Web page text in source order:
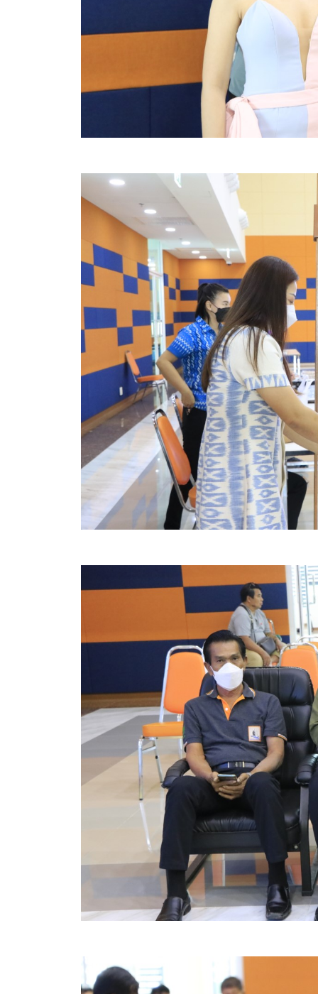
ประกาศผู้ชนะการเสนอราคา
ประกาศเชิญชวนประกวดราคา (e-bidding)
ยกเลิกประกาศเชิญชวน
ยกเลิกประกาศผู้ชนะ
เปลี่ยนแปลงประกาศผู้ชนะ
เปลี่ยนแปลงประกาศเชิญชวน
ประกาศขายทอดตลาดทรัพย์สินประจำปี
ประกาศกำหนดอายุการใช้งานของสินทรัพย์ขององ
คู่มือการปฏิบัติงานฝ่ายทะเบียนพัสดุและทรัพย์สิน
การประเมินความพึงพอใจของการดำเนินงาน อบจ.
ขั้นตอนและวิธีการชำระภาษีฯ
แบบฟอร์มการชำระภาษีฯ
หนังสือสั่งการ
สรุปผลการปฏิบัติงานประจำเดือน GPS
ระเบียบพัสดุฯ การจัดซื้อจัดจ้าง
การเสริมสร้างคุณธรรมจริยธรรม
ITA : การประเมินคุณธรรมและความโปร่งใสในการ
การจัดการความรู้ (KM)
ข้อระเบียบและกฎหมาย
มาตรฐานการปฏิบัติงาน
แผนพัฒนาท้องถิ่น ของอบจ.สุพรรณบุรี
ข้อบัญญัติอื่นๆ ของ อบจ.สุพรรณบุรี